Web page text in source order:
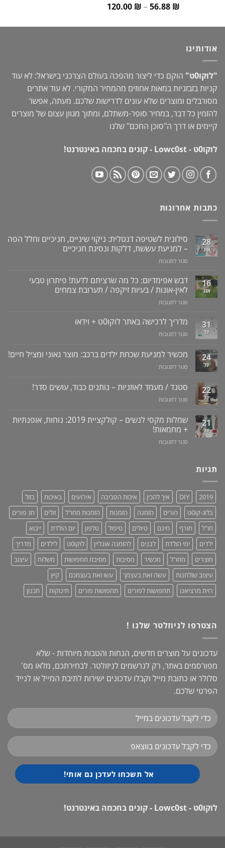
56.88 ₪
–
120.00 ₪
אודותינו
"לוקו0ט"
הוקם כדי ליצור מהפכה בעולם הצרכני בישראל: לא עוד
קניות בזבזניות במאות אחוזים מהמחיר המקורי. לא עוד אתרים
מסורבלים ומוצרים שלא עונים לדרישות שלכם. מעתה, אפשר
להזמין כל דבר, במחיר סופר-משתלם, ומתוך מגוון עצום של מוצרים
קיימים או דרך ה"סוכן החכם" שלנו
לוקו0ט - Lowc0st - קונים בחכמה באינטרנט!
כתבות אחרונות
28
אוג
סילונית לשטיפה דנטלית: ניקוי שיניים, חניכיים וחלל הפה
– למניעת עששת, דלקות ונסיגת חניכיים
סגור לתגובות
לשטיפה
דנטלית:
ניקוי
שיניים,
וחלל
–
עששת,
ונסיגת
16
אוג
דבש אפימדיום: כל מה שרציתם לדעת! פיתרון טבעי
לאין-אונות / בעיות זיקפה / תערובת צמחים
סגור לתגובות
אפימדיום:
כל
מה
לדעת!
טבעי
/
זיקפה
תערובת
צמחים
31
יול
מדריך לרכישה באתר לוקו0ט + וידאו
סגור לתגובות
באתר
וידאו
24
יול
מכשיר למניעת שכחת ילדים ברכב: מוצר גאוני ומציל חיים!
סגור לתגובות
שכחת
ילדים
מוצר
גאוני
ומציל
חיים!
22
יול
סטנד / מעמד לאוזניות – נותנים כבוד, עושים סדר!
סגור לתגובות
מעמד
לאוזניות
21
יול
שמלות מקסי לנשים – קולקציית 2019: נוחות, אופנתיות
+ מחמאות!
סגור לתגובות
2019:
נוחות,
אופנתיות
+
מחמאות!
תגיות
2019
DIY איך להכין איכות הסביבה אירועים באיכות
בזול
בלוג-קו0ט
הורים הזמנה הזמנות הזמנות מחו"ל זולים
חג פורים
חו"ל
חורף חינם טיולים טיפול טלפון יום הולדת
ייבוא
ילדים
ימי הולדת לבנים להזמנה אונליין לוקו0ט לילדים
מדריך
מוצרים
מחו"ל מכשיר מסיבות מסיבת תחפושות משלוח
עיצוב
עיצוב שולחנות
עשה זאת בעצמך עשו זאת בעצמכם
קיץ
רוית מרציאנו
תחפושות לפורים תחפושות פורים תינוקות תכנון
הצטרפו לניוזלטר שלנו !
עדכונים על מוצרים חדשים, הנחות והטבות מיוחדות - שלא
מפורסמים באתר, רק לנרשמים לניזולטר. לבחירתכם, מלאו מס'
סלולר או כתובת מייל וקבלו עדכונים ישירות לתיבת המייל או לנייד
הפרטי שלכם.
לוקו0ט - Lowc0st - קונים בחכמה באינטרנט!